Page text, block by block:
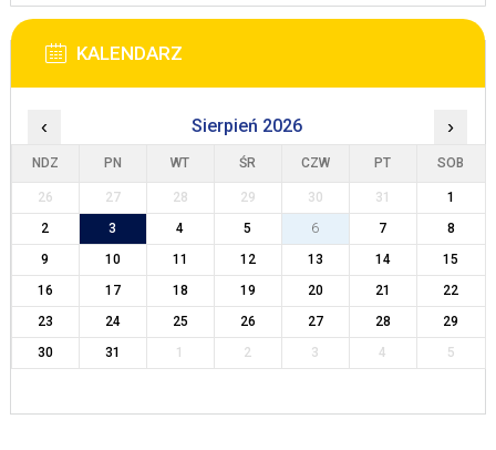
KALENDARZ
‹ Sierpień 2026 ›
NDZ PN WT ŚR CZW PT SOB
26 27 28 29 30 31
1
2
3 4 5 6 7
8
9
10 11 12 13 14
15
16
17 18 19 20 21
22
23
24 25 26 27 28
29
30
31 1 2 3 4 5